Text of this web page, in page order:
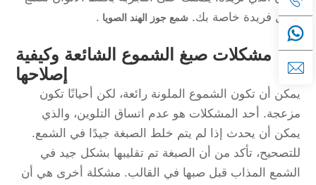
ظلال فريدة خاصة بك. شمع جوز الهند الصويا .
مشكلات صبغ الشموع الشائعة وكيفية
إصلاحها
يمكن أن تكون الشموع الملونة رائعة، لكن أحيانًا تكون
مزعجة. أحد المشكلات هو عدم اتساق التلوين، والذي
يمكن أن يحدث إذا لم يتم خلط الصبغة جيدًا في الشمع.
للتصحيح، تأكد من أن الصبغة تم تقليبها بشكل جيد في
الشمع المذاب قبل صبها في القالب. مشكلة أخرى هي أن